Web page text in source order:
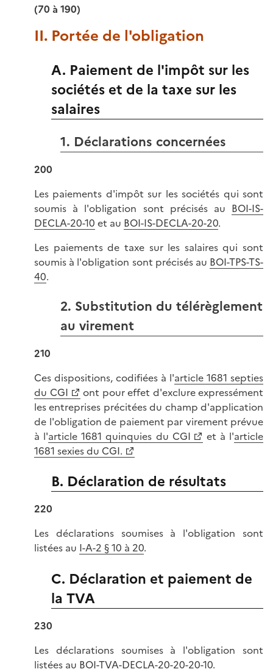
(70 à 190)
II. Portée de l'obligation
A. Paiement de l'impôt sur les
sociétés et de la taxe sur les
salaires
1. Déclarations concernées
200
Les paiements d'impôt sur les sociétés qui sont
soumis à l'obligation sont précisés au BOI-IS-
DECLA-20-10 et au BOI-IS-DECLA-20-20.
Les paiements de taxe sur les salaires qui sont
soumis à l'obligation sont précisés au BOI-TPS-TS-
40.
2. Substitution du télérèglement
au virement
210
Ces dispositions, codifiées à l'article 1681 septies
du CGI
ont pour effet d'exclure expressément
les entreprises précitées du champ d'application
de l'obligation de paiement par virement prévue
à l'article 1681 quinquies du CGI et à l'article
1681 sexies du CGI.
B. Déclaration de résultats
220
Les déclarations soumises à l'obligation sont
listées au I-A-2 § 10 à 20.
C. Déclaration et paiement de
la TVA
230
Les déclarations soumises à l'obligation sont
listées au BOI-TVA-DECLA-20-20-20-10.